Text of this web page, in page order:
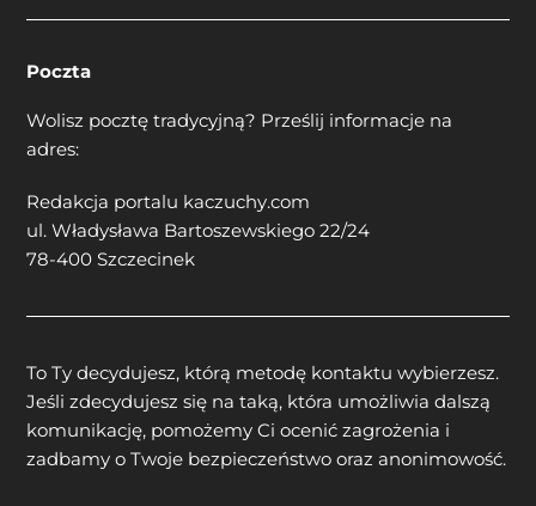
Poczta
Wolisz pocztę tradycyjną? Prześlij informacje na
adres:
Redakcja portalu kaczuchy.com
ul. Władysława Bartoszewskiego 22/24
78-400 Szczecinek
To Ty decydujesz, którą metodę kontaktu wybierzesz.
Jeśli zdecydujesz się na taką, która umożliwia dalszą
komunikację, pomożemy Ci ocenić zagrożenia i
zadbamy o Twoje bezpieczeństwo oraz anonimowość.